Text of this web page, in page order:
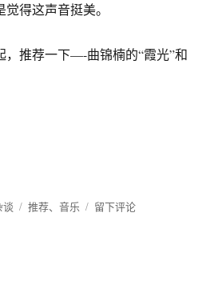
得这声音挺美。
，推荐一下—-曲锦楠的“霞光”和
谈
标
推荐、音乐
于
留下评论